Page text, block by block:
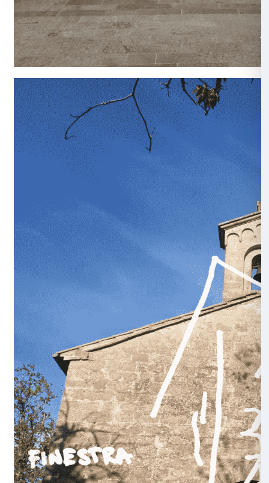
Un’altra notte
Gli studenti dell’ISIS Da Vinci-Fermi studiano nei
dell’Amiata Ovest, in provincia di Grosseto e
Arcidosso, Castel del Piano e Santa Fiora. Con le
al progetto siamo riusciti a organizzare un’uscita in
considerati significativi per il loro territorio: la Rocca
Pieve di Santa Lucia di Castel del Piano e la
Madonna delle Nevi di Santa Fiora. A distanza di
lockdowngià in corso, abbiamo chiesto alle
forma al ricordo più significativo della visita fatta a
abbiamo assemblati sotto forma di collage animati.